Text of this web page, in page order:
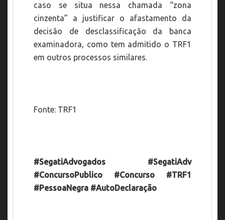
caso se situa nessa chamada “zona
cinzenta” a justificar o afastamento da
decisão de desclassificação da banca
examinadora, como tem admitido o TRF1
em outros processos similares.
Fonte: TRF1
#SegatiAdvogados #SegatiAdv
#ConcursoPublico #Concurso #TRF1
#PessoaNegra #AutoDeclaração